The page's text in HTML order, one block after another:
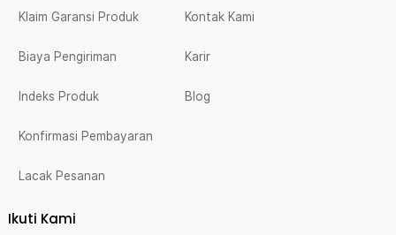
Klaim Garansi Produk
Biaya Pengiriman
Indeks Produk
Konfirmasi Pembayaran
Lacak Pesanan
Kontak Kami
Karir
Blog
Ikuti Kami